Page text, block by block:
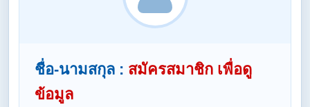
ชื่อ-นามสกุล : สมัครสมาชิก เพื่อดู
ข้อมูล